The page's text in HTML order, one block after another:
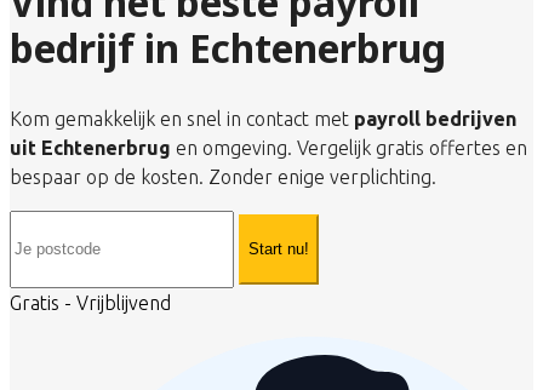
bedrijf in Echtenerbrug
Kom gemakkelijk en snel in contact met payroll bedrijven
uit Echtenerbrug en omgeving. Vergelijk gratis offertes en
bespaar op de kosten. Zonder enige verplichting.
Start nu!
Gratis - Vrijblijvend